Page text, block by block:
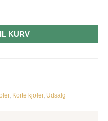
KURV
, Korte kjoler, Udsalg